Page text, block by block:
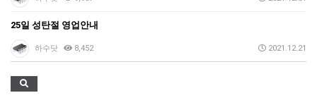
25일 성탄절 영업안내
하수닷 8,452 2021.12.21